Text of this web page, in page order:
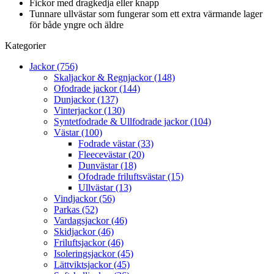
Fickor med dragkedja eller knapp
Tunnare ullvästar som fungerar som ett extra värmande lager
för både yngre och äldre
Kategorier
Jackor (756)
Skaljackor & Regnjackor (148)
Ofodrade jackor (144)
Dunjackor (137)
Vinterjackor (130)
Syntetfodrade & Ullfodrade jackor (104)
Västar (100)
Fodrade västar (33)
Fleecevästar (20)
Dunvästar (18)
Ofodrade friluftsvästar (15)
Ullvästar (13)
Vindjackor (56)
Parkas (52)
Vardagsjackor (46)
Skidjackor (46)
Friluftsjackor (46)
Isoleringsjackor (45)
Lättviktsjackor (45)